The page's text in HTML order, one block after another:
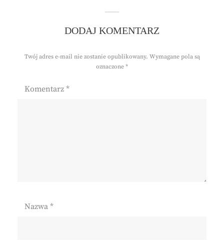
DODAJ KOMENTARZ
Twój adres e-mail nie zostanie opublikowany. Wymagane pola są
oznaczone *
Komentarz *
Nazwa *